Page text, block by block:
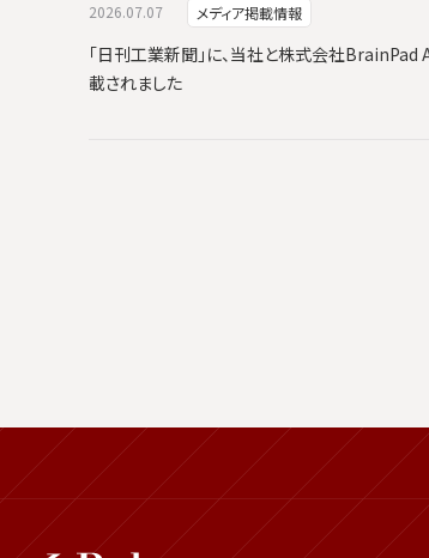
2026.07.07 メディア掲載情報
「日刊工業新聞」に、当社と株式会社
載されました